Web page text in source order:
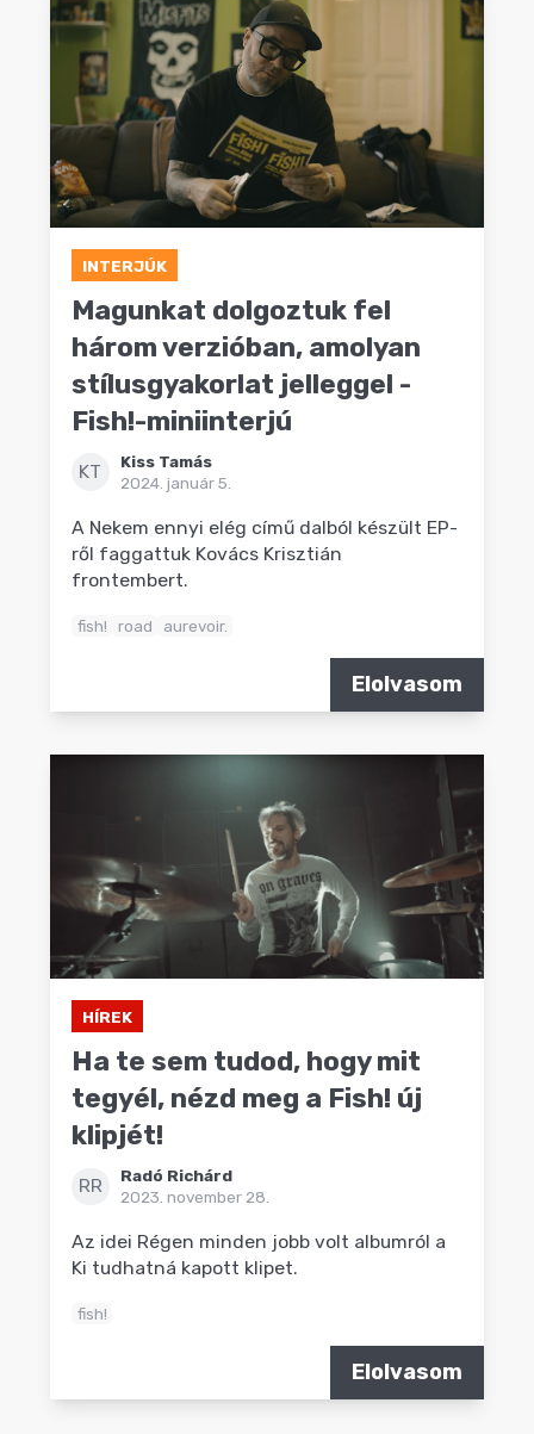
INTERJÚK
Magunkat dolgoztuk fel
három verzióban, amolyan
stílusgyakorlat jelleggel -
Fish!-miniinterjú
KT
Kiss Tamás
2024. január 5.
A Nekem ennyi elég című dalból készült EP-
ről faggattuk Kovács Krisztián
frontembert.
fish! road aurevoir.
Elolvasom
HÍREK
Ha te sem tudod, hogy mit
tegyél, nézd meg a Fish! új
klipjét!
RR
Radó Richárd
2023. november 28.
Az idei Régen minden jobb volt albumról a
Ki tudhatná kapott klipet.
fish!
Elolvasom